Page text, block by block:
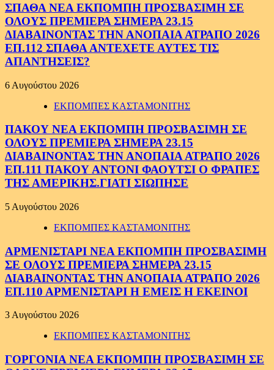
ΣΠΑΘΑ ΝΕΑ ΕΚΠΟΜΠΗ ΠΡΟΣΒΑΣΙΜΗ ΣΕ
ΟΛΟΥΣ ΠΡΕΜΙΕΡΑ ΣΗΜΕΡΑ 23.15
ΔΙΑΒΑΙΝΟΝΤΑΣ ΤΗΝ ΑΝΟΠΑΙΑ ΑΤΡΑΠΟ 2026
ΕΠ.112 ΣΠΑΘΑ ΑΝΤΕΧΕΤΕ ΑΥΤΕΣ ΤΙΣ
ΑΠΑΝΤΗΣΕΙΣ?
6 Αυγούστου 2026
ΕΚΠΟΜΠΕΣ ΚΑΣΤΑΜΟΝΙΤΗΣ
ΠΑΚΟΥ ΝΕΑ ΕΚΠΟΜΠΗ ΠΡΟΣΒΑΣΙΜΗ ΣΕ
ΟΛΟΥΣ ΠΡΕΜΙΕΡΑ ΣΗΜΕΡΑ 23.15
ΔΙΑΒΑΙΝΟΝΤΑΣ ΤΗΝ ΑΝΟΠΑΙΑ ΑΤΡΑΠΟ 2026
ΕΠ.111 ΠΑΚΟΥ ΑΝΤΟΝΙ ΦΑΟΥΤΣΙ Ο ΦΡΑΠΕΣ
ΤΗΣ ΑΜΕΡΙΚΗΣ.ΓΙΑΤΙ ΣΙΩΠΗΣΕ
5 Αυγούστου 2026
ΕΚΠΟΜΠΕΣ ΚΑΣΤΑΜΟΝΙΤΗΣ
ΑΡΜΕΝΙΣΤΑΡΙ ΝΕΑ ΕΚΠΟΜΠΗ ΠΡΟΣΒΑΣΙΜΗ
ΣΕ ΟΛΟΥΣ ΠΡΕΜΙΕΡΑ ΣΗΜΕΡΑ 23.15
ΔΙΑΒΑΙΝΟΝΤΑΣ ΤΗΝ ΑΝΟΠΑΙΑ ΑΤΡΑΠΟ 2026
ΕΠ.110 ΑΡΜΕΝΙΣΤΑΡΙ Η ΕΜΕΙΣ Η ΕΚΕΙΝΟΙ
3 Αυγούστου 2026
ΕΚΠΟΜΠΕΣ ΚΑΣΤΑΜΟΝΙΤΗΣ
ΓΟΡΓΟΝΙΑ ΝΕΑ ΕΚΠΟΜΠΗ ΠΡΟΣΒΑΣΙΜΗ ΣΕ